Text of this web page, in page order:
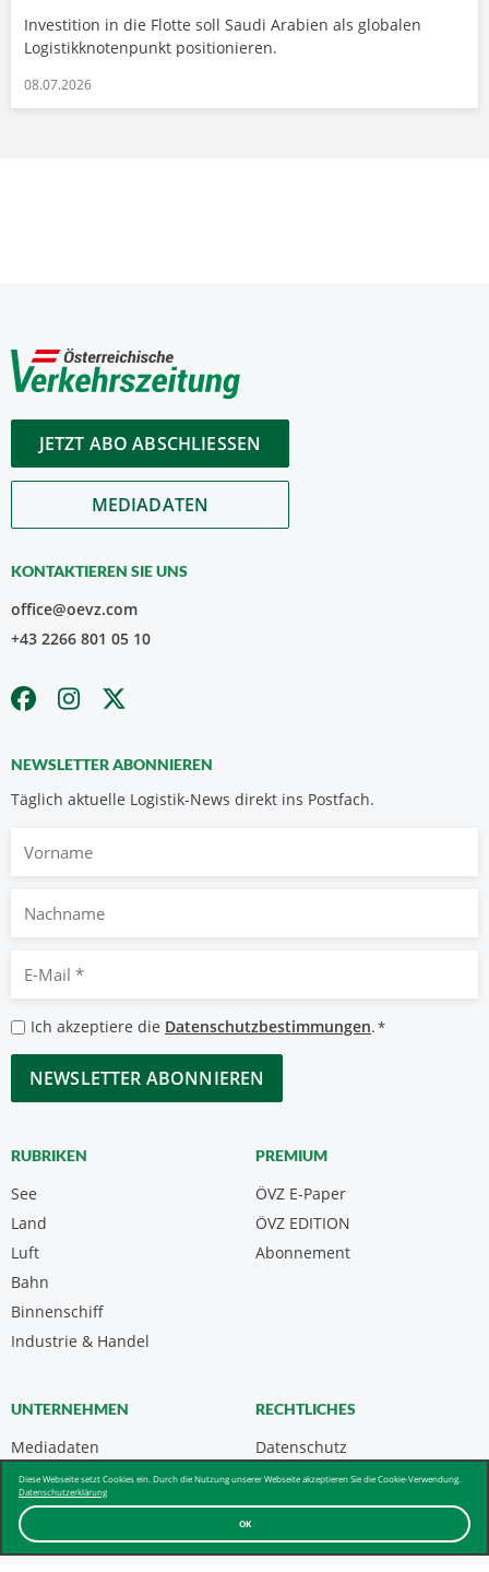
OK
Diese Webseite setzt Cookies ein. Durch die Nutzung unserer Webseite akzeptieren Sie die Cookie-Verwendung.
Datenschutzerklärung
Investition in die Flotte soll Saudi Arabien als globalen
Logistikknotenpunkt positionieren.
08.07.2026
JETZT ABO ABSCHLIESSEN
MEDIADATEN
KONTAKTIEREN SIE UNS
office@oevz.com
+43 2266 801 05 10
NEWSLETTER ABONNIEREN
Täglich aktuelle Logistik-News direkt ins Postfach.
Vorname
Nachname
Mail
*
Datenschutzbestimmungen
*
Ich akzeptiere die Datenschutzbestimmungen.*
CAPTCHA
RUBRIKEN
See
Land
Luft
Bahn
Binnenschiff
Industrie & Handel
PREMIUM
ÖVZ E-Paper
Abonnement
ÖVZ EDITION
UNTERNEHMEN
Mediadaten
Kontakt
Über uns & AGB
RECHTLICHES
Datenschutz
Impressum